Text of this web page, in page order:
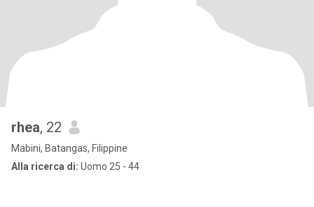
rhea, 22
Mabini, Batangas, Filippine
Alla ricerca di: Uomo 25 - 44